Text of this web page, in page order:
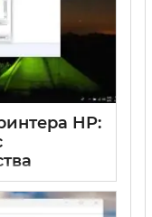
HP: